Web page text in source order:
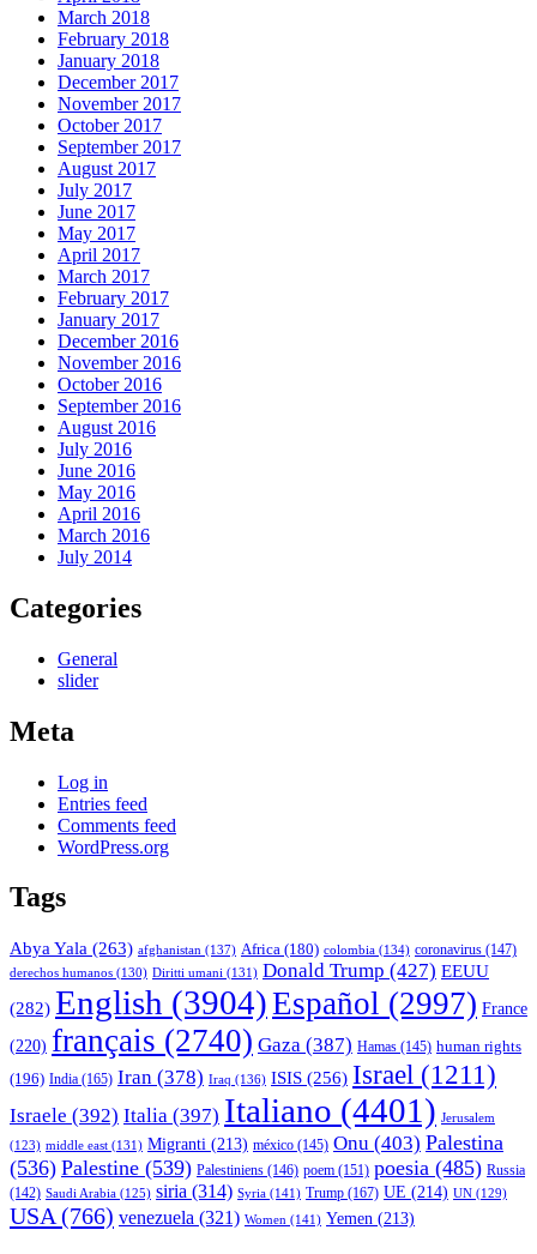
March 2018
February 2018
January 2018
December 2017
November 2017
October 2017
September 2017
August 2017
July 2017
June 2017
May 2017
April 2017
March 2017
February 2017
January 2017
December 2016
November 2016
October 2016
September 2016
August 2016
July 2016
June 2016
May 2016
April 2016
March 2016
July 2014
Categories
General
slider
Meta
Log in
Entries feed
Comments feed
WordPress.org
Tags
Abya Yala (263) afghanistan (137) Africa (180) colombia (134) coronavirus (147)
derechos humanos (130) Diritti umani (131) Donald Trump (427) EEUU
(282) English (3904)Español (2997) France
(220) français (2740) Gaza (387) Hamas (145) human rights
(196) India (165) Iran (378) Iraq (136) ISIS (256) Israel (1211)
Israele (392) Italia (397) Italiano (4401) Jerusalem
(123) middle east (131) Migranti (213) méxico (145) Onu (403) Palestina
(536) Palestine (539) Palestiniens (146) poem (151) poesia (485) Russia
(142) Saudi Arabia (125) siria (314) Syria (141) Trump (167) UE (214) UN (129)
USA (766) venezuela (321) Women (141) Yemen (213)